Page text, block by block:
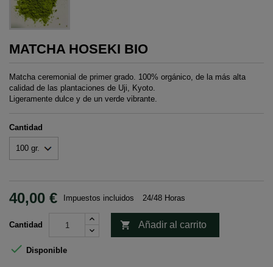
MATCHA HOSEKI BIO
Matcha ceremonial de primer grado. 100% orgánico, de la más alta
calidad de las plantaciones de Uji, Kyoto.
Ligeramente dulce y de un verde vibrante.
Cantidad
40,00 € Impuestos incluidos 24/48 Horas
Cantidad  Añadir al carrito
 Disponible